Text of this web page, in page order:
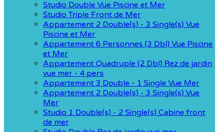
Studio Double Vue Piscine et Mer
Studio Triple Front de Mer
Appartement 2 Double(s) - 3 Single(s) Vue
Piscine et Mer
Appartement 6 Personnes (3 Dbl) Vue Piscine
et Mer
Appartement Quadruple (2 Dbl) Rez de jardin
vue mer - 4 pers
Appartement 3 Double - 1 Single Vue Mer
Appartement 2 Double(s) - 3 Single(s) Vue
Mer
Studio 1 Double(s) - 2 Single(s) Cabine front
de mer